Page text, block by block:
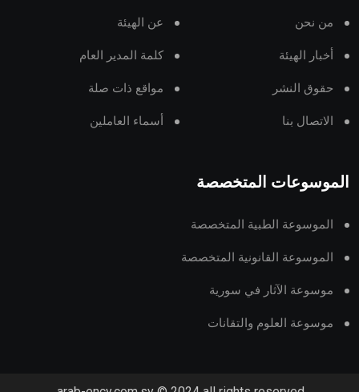
من نحن عن الهيئة
أخبار الهيئة كلمة المدير العام
حقوق النشر مواقع ذات صلة
الاتصال بنا أسماء العاملين
الموسوعات المتخصصة
الموسوعة الطبية المتخصصة
الموسوعة القانونية المتخصصة
موسوعة الآثار في سورية
موسوعة العلوم والتقانات